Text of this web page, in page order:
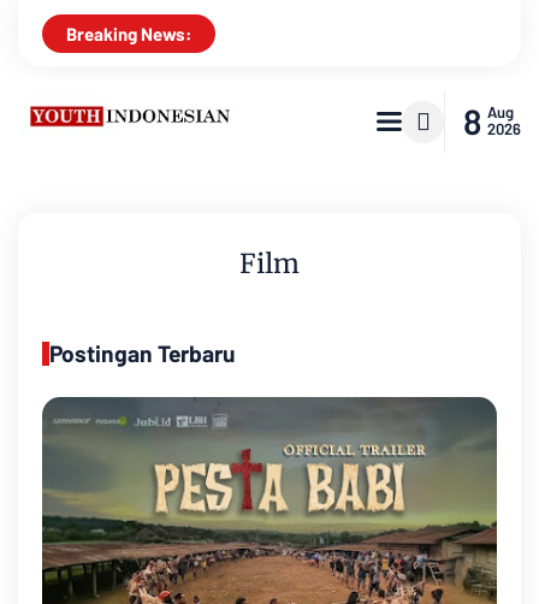
Breaking News:
8 Aug
2026
Film
Postingan Terbaru